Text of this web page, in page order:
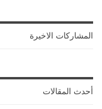
المشاركات الاخيرة
أحدث المقالات